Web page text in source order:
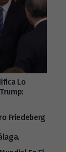
Lo
Friedeberg